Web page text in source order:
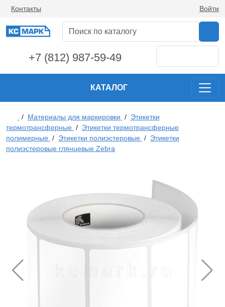
Контакты Войти
+7 (812) 987-59-49
КАТАЛОГ
/ Материалы для маркировки / Этикетки
термотрансферные / Этикетки термотрансферные
полимерные / Этикетки полиэстеровые / Этикетки
полиэстеровые глянцевые Zebra